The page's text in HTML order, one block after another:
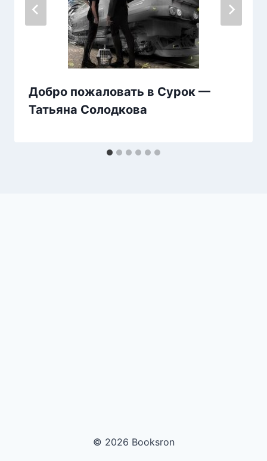
Добро пожаловать в Сурок —
Татьяна Солодкова
© 2026 Booksron